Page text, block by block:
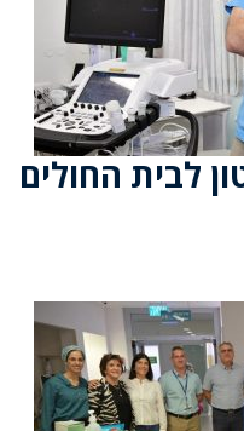
לבית החולים